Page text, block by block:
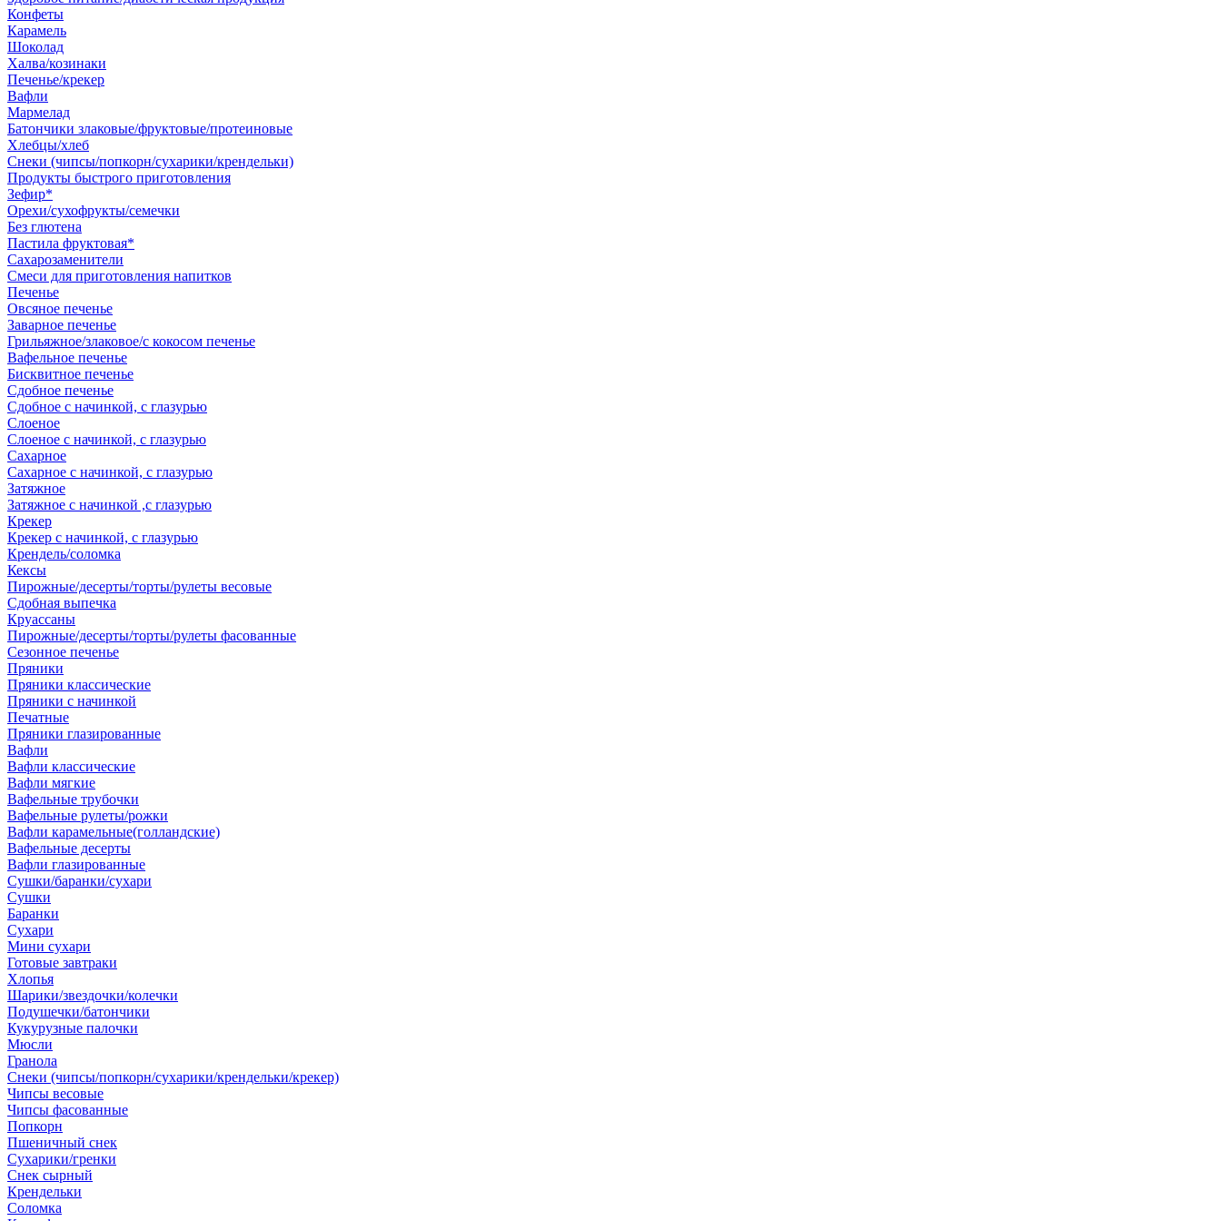
Конфеты
Карамель
Шоколад
Халва/козинаки
Печенье/крекер
Вафли
Мармелад
Батончики злаковые/фруктовые/протеиновые
Хлебцы/хлеб
Снеки (чипсы/попкорн/сухарики/крендельки)
Продукты быстрого приготовления
Зефир*
Орехи/сухофрукты/семечки
Без глютена
Пастила фруктовая*
Сахарозаменители
Смеси для приготовления напитков
Печенье
Овсяное печенье
Заварное печенье
Грильяжное/злаковое/с кокосом печенье
Вафельное печенье
Бисквитное печенье
Сдобное печенье
Сдобное с начинкой, с глазурью
Слоеное
Слоеное с начинкой, с глазурью
Сахарное
Сахарное с начинкой, с глазурью
Затяжное
Затяжное с начинкой ,с глазурью
Крекер
Крекер с начинкой, с глазурью
Крендель/соломка
Кексы
Пирожные/десерты/торты/рулеты весовые
Сдобная выпечка
Круассаны
Пирожные/десерты/торты/рулеты фасованные
Сезонное печенье
Пряники
Пряники классические
Пряники с начинкой
Печатные
Пряники глазированные
Вафли
Вафли классические
Вафли мягкие
Вафельные трубочки
Вафельные рулеты/рожки
Вафли карамельные(голландские)
Вафельные десерты
Вафли глазированные
Сушки/баранки/сухари
Сушки
Баранки
Сухари
Мини сухари
Готовые завтраки
Хлопья
Шарики/звездочки/колечки
Подушечки/батончики
Кукурузные палочки
Мюсли
Гранола
Снеки (чипсы/попкорн/сухарики/крендельки/крекер)
Чипсы весовые
Чипсы фасованные
Попкорн
Пшеничный снек
Сухарики/гренки
Снек сырный
Крендельки
Соломка